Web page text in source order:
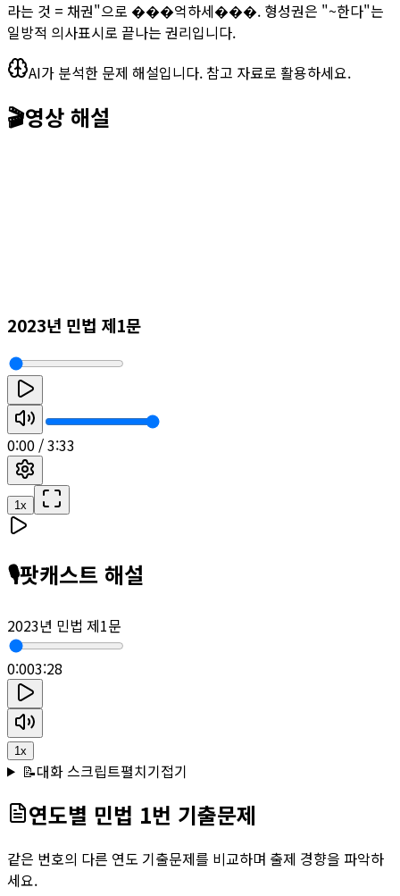
라는 것 = 채권"으로 ���억하세���. 형성권은 "~한다"는
일방적 의사표시로 끝나는 권리입니다.
AI가 분석한 문제 해설입니다. 참고 자료로 활용하세요.
🎬영상 해설
2023년 민법 제1문
0:00 /3:33
1x
🎙️팟캐스트 해설
2023년 민법 제1문
0:003:28
1x
📝대화 스크립트펼치기접기
연도별 민법 1번 기출문제
같은 번호의 다른 연도 기출문제를 비교하며 출제 경향을 파악하
세요.